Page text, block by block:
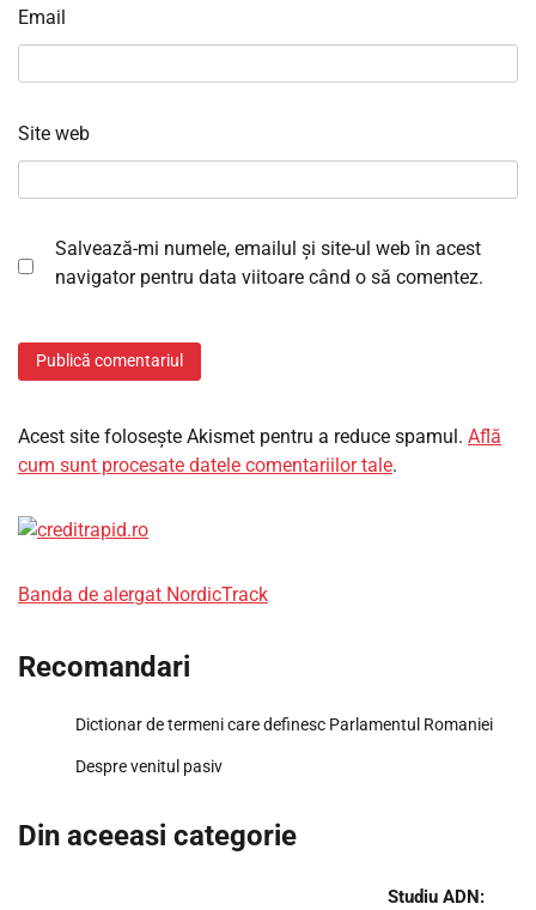
Email
Site web
Salvează-mi numele, emailul și site-ul web în acest
navigator pentru data viitoare când o să comentez.
Acest site folosește Akismet pentru a reduce spamul. Află
cum sunt procesate datele comentariilor tale.
Banda de alergat NordicTrack
Recomandari
Dictionar de termeni care definesc Parlamentul Romaniei
Despre venitul pasiv
Din aceeasi categorie
Studiu ADN: